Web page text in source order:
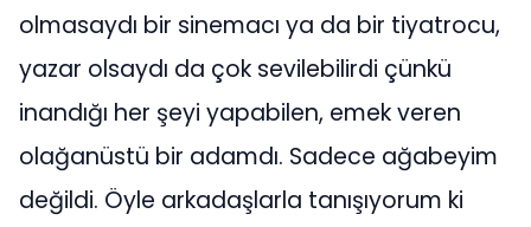
olmasaydı bir sinemacı ya da bir tiyatrocu,
yazar olsaydı da çok sevilebilirdi çünkü
inandığı her şeyi yapabilen, emek veren
olağanüstü bir adamdı. Sadece ağabeyim
değildi. Öyle arkadaşlarla tanışıyorum ki